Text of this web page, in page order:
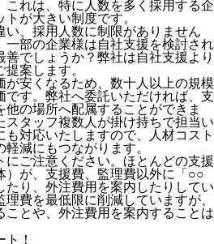
これは、特に人数を多く採用する企
が大きい制度です。
い、採用人数に制限がありません
一部の企業様は自社支援を検討され
善でしょうか？弊社は自社支援より
案します。
が安くなるため、数十人以上の規模
です。弊社へ委託いただければ、支
の場所へ配属することができま
スタッフ複数人が掛け持ちで担当い
対応いたしますので、人材コスト
減にもつながります。
にご注意ください。ほとんどの支援
）が、支援費、監理費以外に「○○
たり、外注費用を案内したりしてい
費を最低限に削減していますが、
ことや、外注費用を案内することは